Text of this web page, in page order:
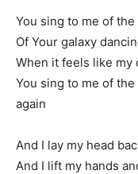
You sing to me of
Of Your galaxy
When it feels like my
You sing to me of
again
And I lay my head
And I lift my hands